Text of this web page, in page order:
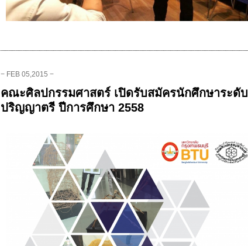
− FEB 05,2015 −
คณะศิลปกรรมศาสตร์ เปิดรับสมัครนักศึกษาระดับ
ปริญญาตรี ปีการศึกษา 2558